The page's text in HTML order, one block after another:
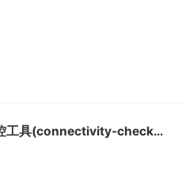
上一篇：安装网络连通性监控工具(connectivity-checker)并配置指标采集